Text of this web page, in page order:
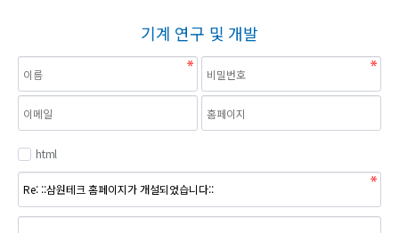
기계 연구 및 개발
html